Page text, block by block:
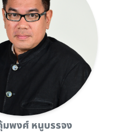
พงศ์ หนูบรรจง